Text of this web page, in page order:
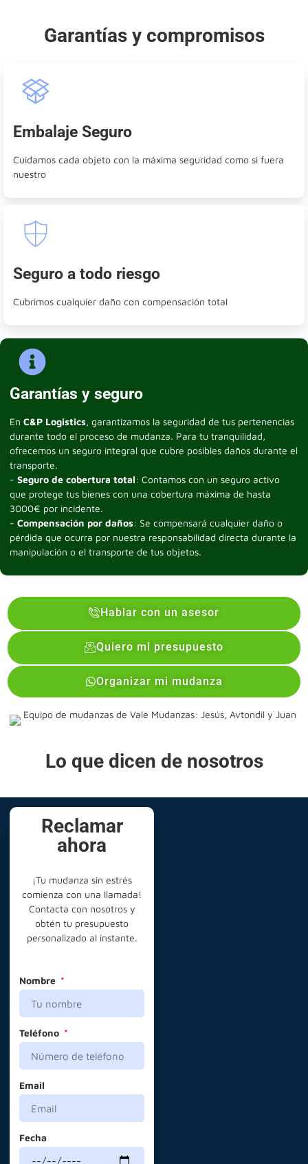
Garantías y compromisos
Embalaje Seguro
Cuidamos cada objeto con la máxima seguridad como si fuera
nuestro
Seguro a todo riesgo
Cubrimos cualquier daño con compensación total
Garantías y seguro
En C&P Logistics, garantizamos la seguridad de tus pertenencias
durante todo el proceso de mudanza. Para tu tranquilidad,
ofrecemos un seguro integral que cubre posibles daños durante el
transporte.
- Seguro de cobertura total: Contamos con un seguro activo
que protege tus bienes con una cobertura máxima de hasta
3000€ por incidente.
- Compensación por daños: Se compensará cualquier daño o
pérdida que ocurra por nuestra responsabilidad directa durante la
manipulación o el transporte de tus objetos.
Hablar con un asesor
Quiero mi presupuesto
Organizar mi mudanza
Lo que dicen de nosotros
Reclamar
ahora
¡Tu mudanza sin estrés
comienza con una llamada!
Contacta con nosotros y
obtén tu presupuesto
personalizado al instante.
Nombre
Teléfono
Email
Fecha